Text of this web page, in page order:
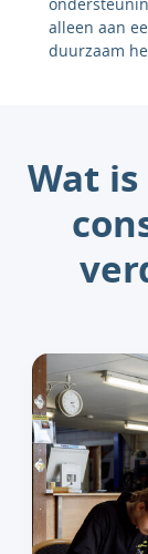
alleen aan
duurzaam
Wat